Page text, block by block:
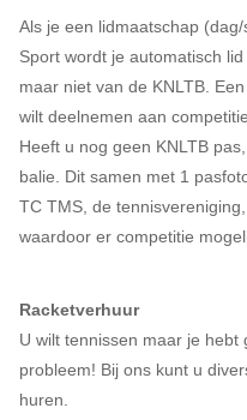
Als je een lidmaatschap
Sport wordt je automatisch
maar niet van de KNLTB.
wilt deelnemen aan
Heeft u nog geen KNLTB
balie. Dit samen met 1
TC TMS, de
waardoor er competitie
Racketverhuur
U wilt tennissen maar je
probleem! Bij ons kunt u
huren.